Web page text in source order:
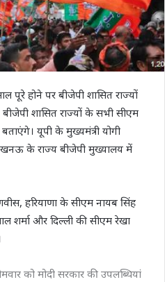
पूरे होने पर बीजेपी शासित राज्यों
शासित राज्यों के सभी सीएम
यूपी के मुख्यमंत्री योगी
के राज्य बीजेपी मुख्यालय में
हरियाणा के सीएम नायब सिंह
शर्मा और दिल्ली की सीएम रेखा
को मोदी सरकार की उपलब्धियां